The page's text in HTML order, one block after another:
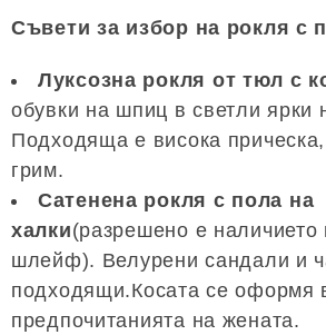
Съвети за избор на рокля с
Луксозна рокля от тюл с
обувки на шпиц в светли ярки
Подходяща е висока прическа,
грим.
Сатенена рокля с пола на
халки(разрешено е наличието
шлейф). Велурени сандали и
подходящи.Косата се оформя
предпочитанията на жената.